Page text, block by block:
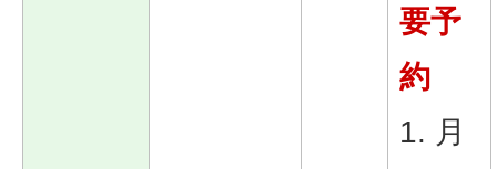
要予
約
1. 月